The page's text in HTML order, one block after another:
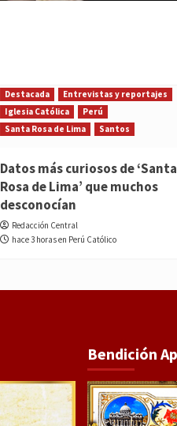
Destacada
Entrevistas y reportajes
Iglesia Católica
Perú
Santa Rosa de Lima
Santos
Datos más curiosos de ‘Santa
Rosa de Lima’ que muchos
desconocían
Redacción Central
hace 3 horas en Perú Católico
Bendición